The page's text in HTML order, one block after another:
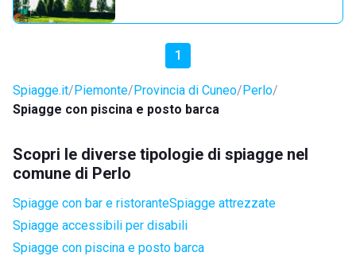
1
Spiagge.it Piemonte Provincia di Cuneo Perlo
Spiagge con piscina e posto barca
Scopri le diverse tipologie di spiagge nel
comune di Perlo
Spiagge con bar e ristoranteSpiagge attrezzate
Spiagge accessibili per disabili
Spiagge con piscina e posto barca